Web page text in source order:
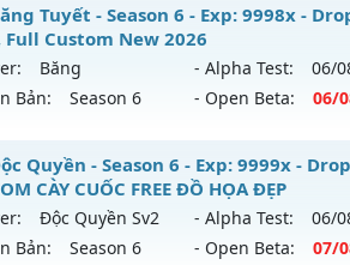
loại: Mu Nguyên bản Webzen
IGMU.DEV
Tinh Hoa - Đông Người Chơi-Lối
mới ra tháng 08 2026 - Mở máy chủ
500x - Drop: 40%
loại: Mu Nguyên bản Webzen
Anti Vip
Tuyết - Season 6 - Exp: 9998x -
Full Custom New 2026
Băng - Alpha Test: 06/
Bản:
Season 6 - Open Beta: 06/
Băng Tuyết - Mu Dễ Chơi, Full
mới ra tháng 08 2026 - Mở máy chủ
9998x - Drop: 90%
Quyền - Season 6 - Exp: 9999x -
CÀY CUỐC FREE ĐỒ HỌA ĐẸP
Độc Quyền Sv2 - Alpha Test: 06/
Bản:
Season 6 - Open Beta: 07/